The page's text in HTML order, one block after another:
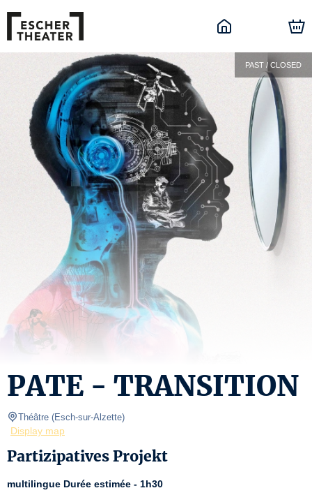
PAST / CLOSED
PATE - TRANSITION
Théâtre (Esch-sur-Alzette)
Display map
Partizipatives Projekt
multilingue Durée estimée - 1h30